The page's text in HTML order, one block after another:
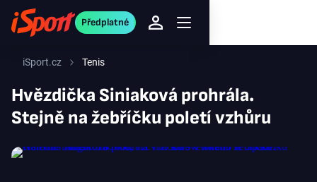
Předplatné
iSport.cz Tenis
Hvězdička Siniaková prohrála.
Stejně na žebříčku poletí vzhůru